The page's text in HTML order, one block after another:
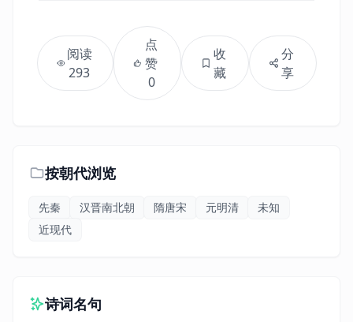
阅读
293
点
赞
0
收
藏
分
享
按朝代浏览
先秦 汉晋南北朝 隋唐宋 元明清
未知
近现代
诗词名句